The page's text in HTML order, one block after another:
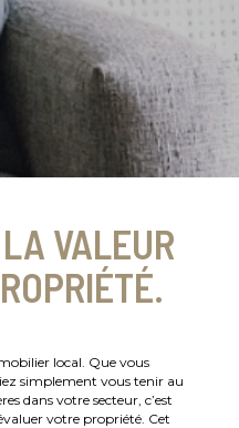
VALEUR
local. Que vous
simplement vous tenir au
dans votre secteur, c’est
votre propriété. Cet